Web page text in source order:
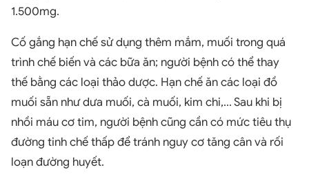
1.500mg.
Cố gắng hạn chế sử dụng thêm mắm, muối trong quá
trình chế biến và các bữa ăn; người bệnh có thể thay
thế bằng các loại thảo dược. Hạn chế ăn các loại đồ
muối sẵn như dưa muối, cà muối, kim chi,... Sau khi bị
nhồi máu cơ tim, người bệnh cũng cần có mức tiêu thụ
đường tinh chế thấp để tránh nguy cơ tăng cân và rối
loạn đường huyết.